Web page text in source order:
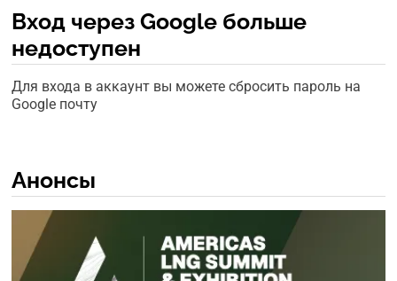
Вход через Google больше
недоступен
Для входа в аккаунт вы можете сбросить пароль на
Google почту
Анонсы